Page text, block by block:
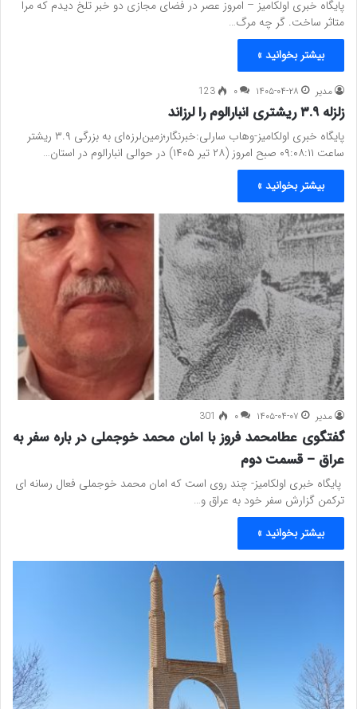
پایگاه خبری اولکامیز – امروز عصر در فضای مجازی دو خبر تلخ دیدم که مرا
متاثر ساخت. گر چه مرگ…
بیشتر بخوانید »
مدیر ۱۴۰۵-۰۴-۲۸ ۰ 123
زلزله ۳.۹ ریشتری انبارالوم را لرزاند
پایگاه خبری اولکامیز-وهاب سارلی:خبرنگار؛زمین‌لرزه‌ای به بزرگی ۳.۹ ریشتر
ساعت ۰۹:۰۸:۱۱ صبح امروز (۲۸ تیر ۱۴۰۵) در حوالی انبارالوم در استان…
بیشتر بخوانید »
مدیر ۱۴۰۵-۰۴-۰۷ ۰ 301
گفتگوی عطامحمد فروز با امان محمد خوجملی در باره سفر به
عراق – قسمت دوم
پایگاه خبری اولکامیز- چند روی است که امان محمد خوجملی فعال رسانه ای
ترکمن گزارش سفر خود به عراق و…
بیشتر بخوانید »